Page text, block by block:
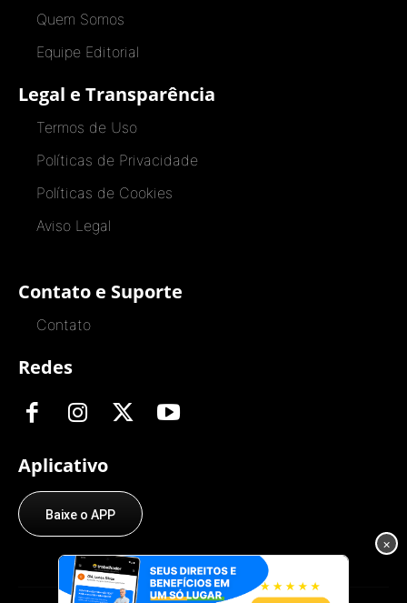
Quem Somos
Equipe Editorial
Legal e Transparência
Termos de Uso
Políticas de Privacidade
Políticas de Cookies
Aviso Legal
Contato e Suporte
Contato
Redes
Aplicativo
Baixe o APP
×